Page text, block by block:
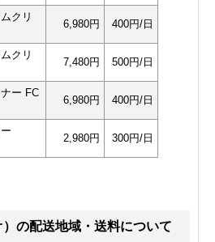
クリ
6,980円 400円/日
クリ
7,480円 500円/日
ー FC
6,980円 400円/日
2,980円 300円/日
の配送地域・送料について